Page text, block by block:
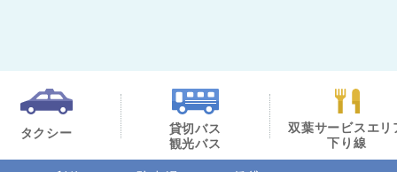
タクシー
貸切バス
観光バス
双葉サービスエリ
下り線